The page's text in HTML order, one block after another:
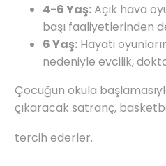
4-6 Yaş:Açık hava
başı faaliyetlerinden
6 Yaş: Hayati
nedeniyle evcilik,
Çocuğun okula
çıkaracak satranç,
tercih ederler.